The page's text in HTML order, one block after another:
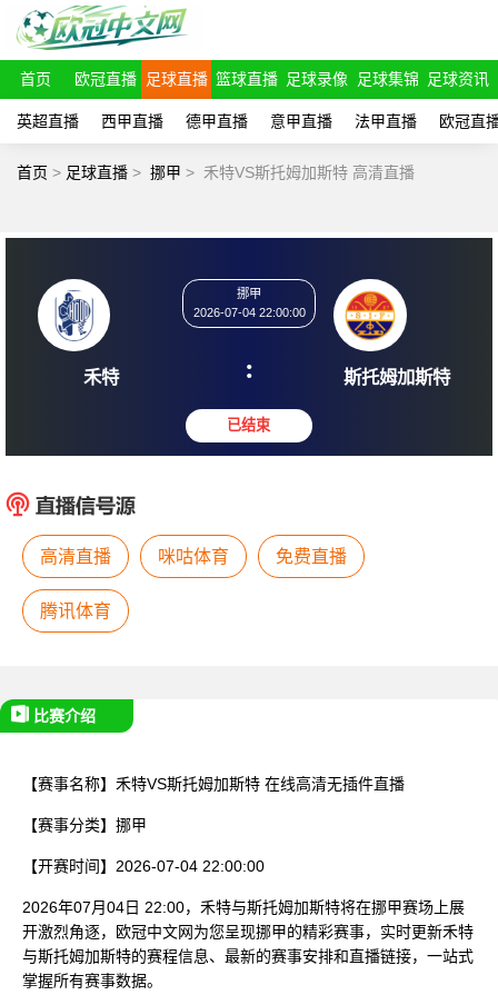
首页 欧冠直播 足球直播 篮球直播 足球录像 足球集锦 足球资讯
英超直播 西甲直播 德甲直播 意甲直播 法甲直播 欧冠直
首页 > 足球直播 > 挪甲 > 禾特VS斯托姆加斯特 高清直播
禾特
2026-07-04 22:00:00
: 斯托姆
高清直播 咪咕体育 免费直播
腾讯体育
比赛介绍
【赛事名称】 禾特VS斯托姆加斯特 在线高清无插件直播
【赛事分类】 挪甲
【开赛时间】 2026-07-04 22:00:00
2026年07月04日 22:00，禾特与斯托姆加斯特将在挪甲赛场上展
开激烈角逐，欧冠中文网为您呈现挪甲的精彩赛事，实时更新禾特
与斯托姆加斯特的赛程信息、最新的赛事安排和直播链接，一站式
掌握所有赛事数据。